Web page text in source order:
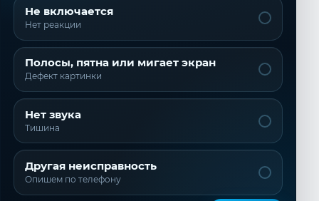
Не включается
Нет реакции
Полосы, пятна или мигает экран
Дефект картинки
Нет звука
Тишина
Другая неисправность
Опишем по телефону